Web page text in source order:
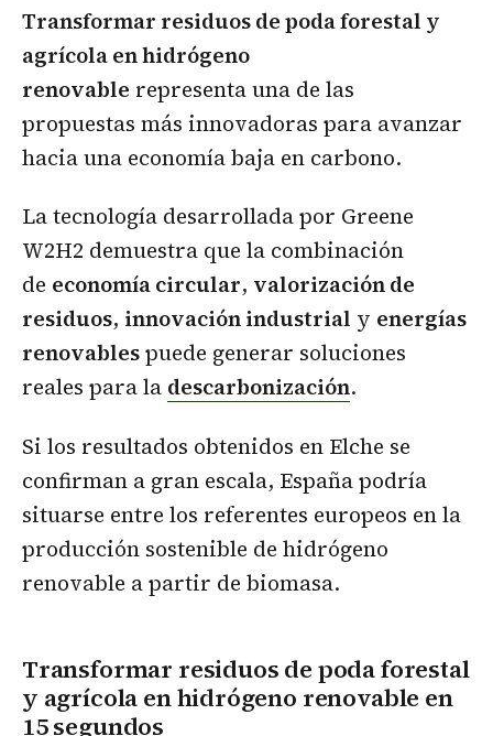
Transformar residuos de poda forestal y
agrícola en hidrógeno
renovable representa una de las
propuestas más innovadoras para avanzar
hacia una economía baja en carbono.
La tecnología desarrollada por Greene
W2H2 demuestra que la combinación
de economía circular, valorización de
residuos, innovación industrial y energías
renovablespuede generar soluciones
reales para la descarbonización.
Si los resultados obtenidos en Elche se
confirman a gran escala, España podría
situarse entre los referentes europeos en la
producción sostenible de hidrógeno
renovable a partir de biomasa.
Transformar residuos de poda forestal
y agrícola en hidrógeno renovable en
15 segundos